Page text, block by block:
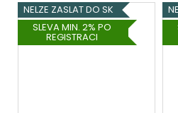
NELZE ZASLAT DO SK
SLEVA MIN. 2% PO
REGISTRACI